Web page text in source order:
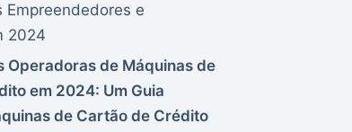
Empreendedores e
2024
Operadoras de Máquinas de
em 2024: Um Guia
de Cartão de Crédito